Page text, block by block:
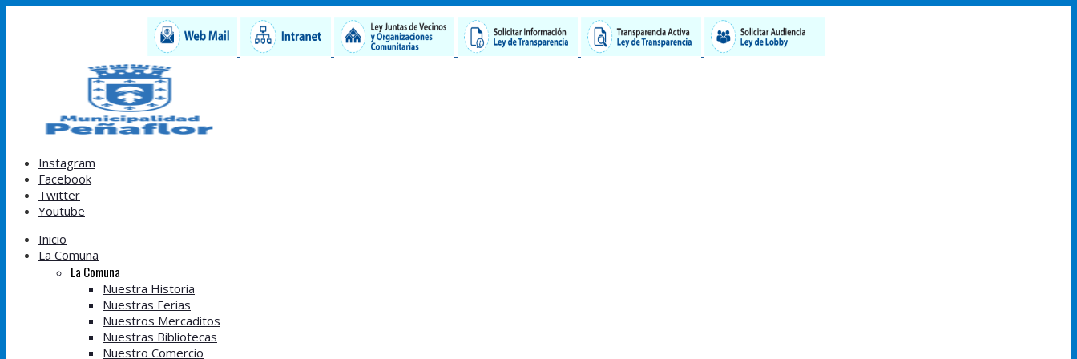
Instagram
Facebook
Twitter
Youtube
Inicio
La Comuna
La Comuna
Nuestra Historia
Nuestras Ferias
Nuestros Mercaditos
Nuestras Bibliotecas
Nuestro Comercio